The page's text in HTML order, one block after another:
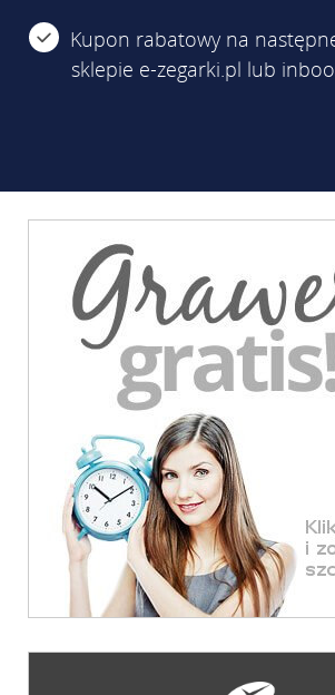
Kupon rabatowy na
sklepie e-zegarki.pl lub